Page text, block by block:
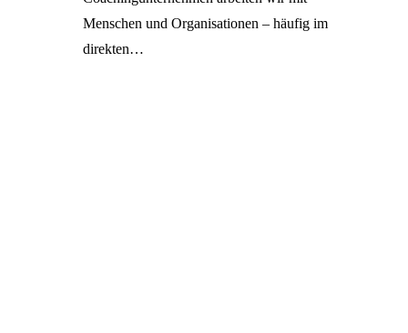
Menschen und Organisationen – häufig im
direkten…